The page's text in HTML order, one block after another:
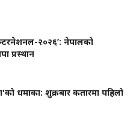
इन्टरनेशनल-२०२६’: नेपालको
प्रस्थान
धमाका: शुक्रबार कतारमा पहिलो